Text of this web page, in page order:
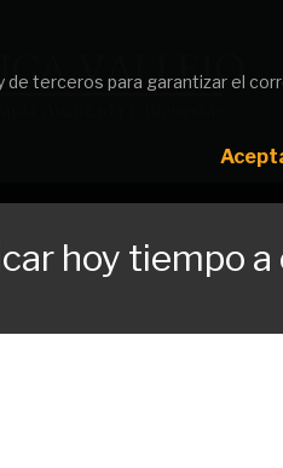
hoy tiempo
de terceros para garantizar el
de terceros para garantizar el